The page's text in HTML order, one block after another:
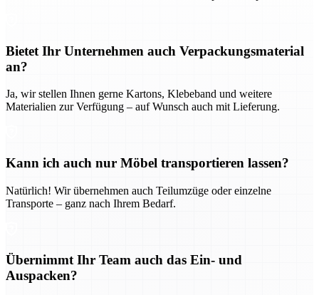
Bietet Ihr Unternehmen auch Verpackungsmaterial
an?
Ja, wir stellen Ihnen gerne Kartons, Klebeband und weitere
Materialien zur Verfügung – auf Wunsch auch mit Lieferung.
Kann ich auch nur Möbel transportieren lassen?
Natürlich! Wir übernehmen auch Teilumzüge oder einzelne
Transporte – ganz nach Ihrem Bedarf.
Übernimmt Ihr Team auch das Ein- und
Auspacken?